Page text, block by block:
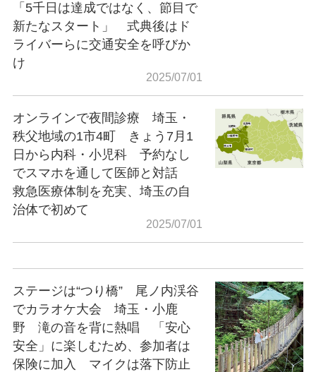
「5千日は達成ではなく、節目で
新たなスタート」 式典後はド
ライバーらに交通安全を呼びか
け
2025/07/01
オンラインで夜間診療 埼玉・
秩父地域の1市4町 きょう7月1
日から内科・小児科 予約なし
でスマホを通して医師と対話
救急医療体制を充実、埼玉の自
治体で初めて
2025/07/01
ステージは“つり橋” 尾ノ内渓谷
でカラオケ大会 埼玉・小鹿
野 滝の音を背に熱唱 「安心
安全」に楽しむため、参加者は
保険に加入 マイクは落下防止